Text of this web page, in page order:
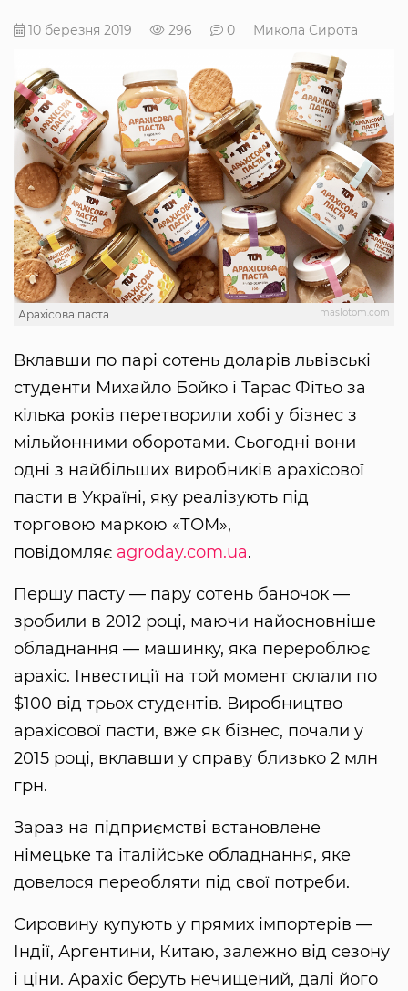
10 березня 2019 296 0 Микола Сирота
maslotom.com
Арахісова паста
Вклавши по парі сотень доларів львівські
студенти Михайло Бойко і Тарас Фітьо за
кілька років перетворили хобі у бізнес з
мільйонними оборотами. Сьогодні вони
одні з найбільших виробників арахісової
пасти в Україні, яку реалізують під
торговою маркою «ТОМ»,
повідомляє agroday.com.ua.
Першу пасту — пару сотень баночок —
зробили в 2012 році, маючи найосновніше
обладнання — машинку, яка перероблює
арахіс. Інвестиції на той момент склали по
$100 від трьох студентів. Виробництво
арахісової пасти, вже як бізнес, почали у
2015 році, вклавши у справу близько 2 млн
грн.
Зараз на підприємстві встановлене
німецьке та італійське обладнання, яке
довелося переобляти під свої потреби.
Сировину купують у прямих імпортерів —
Індії, Аргентини, Китаю, залежно від сезону
і ціни. Арахіс беруть нечищений, далі його